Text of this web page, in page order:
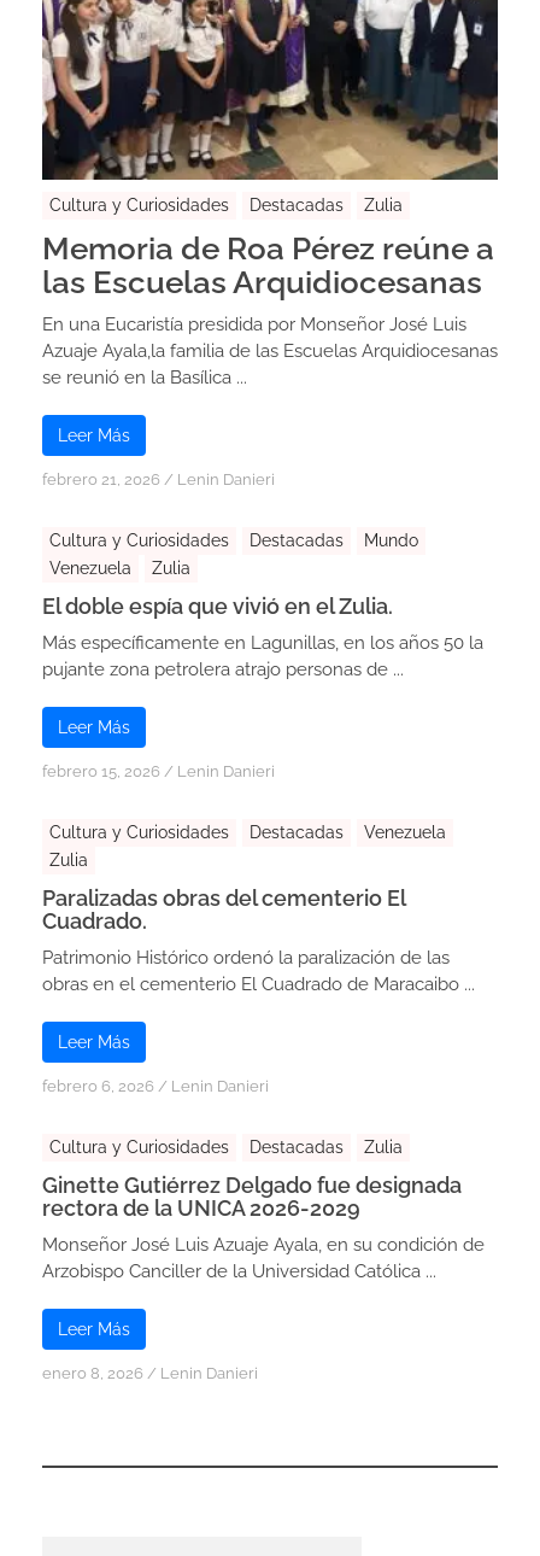
Cultura y Curiosidades Destacadas Zulia
Memoria de Roa Pérez reúne a
las Escuelas Arquidiocesanas
En una Eucaristía presidida por Monseñor José Luis
Azuaje Ayala,la familia de las Escuelas Arquidiocesanas
se reunió en la Basílica ...
Leer Más
febrero 21, 2026 / Lenin Danieri
Cultura y Curiosidades Destacadas
Mundo
Venezuela
Zulia
El doble espía que vivió en el Zulia.
Más específicamente en Lagunillas, en los años 50 la
pujante zona petrolera atrajo personas de ...
Leer Más
febrero 15, 2026 / Lenin Danieri
Cultura y Curiosidades Destacadas
Venezuela
Zulia
Paralizadas obras del cementerio El
Cuadrado.
Patrimonio Histórico ordenó la paralización de las
obras en el cementerio El Cuadrado de Maracaibo ...
Leer Más
febrero 6, 2026 / Lenin Danieri
Cultura y Curiosidades Destacadas Zulia
Ginette Gutiérrez Delgado fue designada
rectora de la UNICA 2026-2029
Monseñor José Luis Azuaje Ayala, en su condición de
Arzobispo Canciller de la Universidad Católica ...
Leer Más
enero 8, 2026 / Lenin Danieri